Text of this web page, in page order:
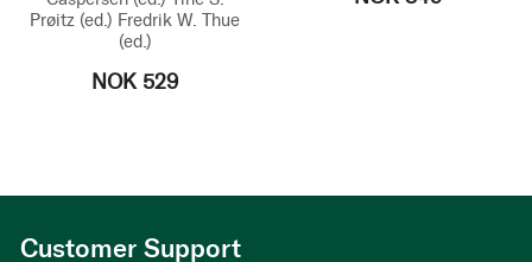
Prøitz (ed.) Fredrik W. Thue
(ed.)
NOK 529
Customer Support